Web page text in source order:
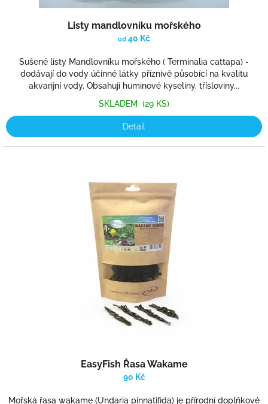
Listy mandlovníku mořského
od 40 Kč
Sušené listy Mandlovníku mořského ( Terminalia cattapa) -
dodávají do vody účinné látky příznivě působící na kvalitu
akvarijní vody. Obsahují huminové kyseliny, třísloviny...
SKLADEM (29 KS)
Detail
EasyFish Řasa Wakame
90 Kč
Mořská řasa wakame (Undaria pinnatifida) je přírodní doplňkové